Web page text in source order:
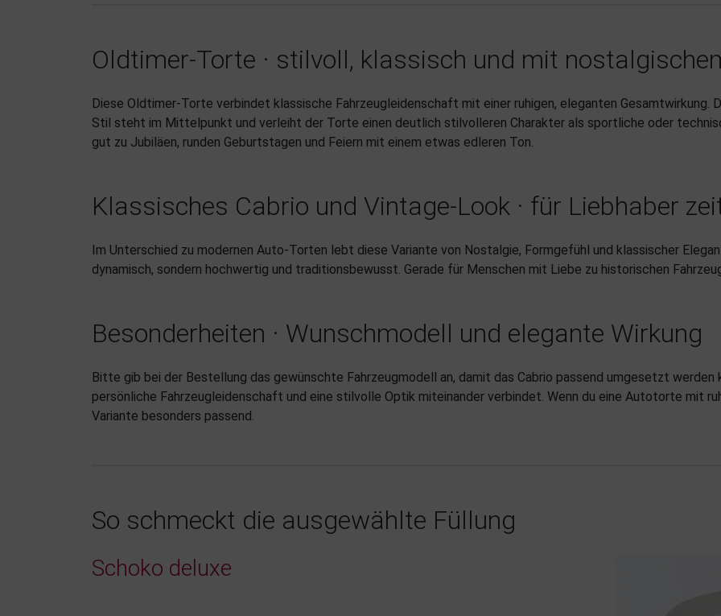
Oldtimer-Torte · stilvoll, klassisch und mit
Diese Oldtimer-Torte verbindet klassische Fahrzeugleidenschaft mit einer ruhigen, eleganten Gesamtwirkung.
Stil steht im Mittelpunkt und verleiht der Torte einen deutlich stilvolleren Charakter als sportliche oder
gut zu Jubiläen, runden Geburtstagen und Feiern mit einem etwas edleren Ton.
Klassisches Cabrio und Vintage-Look · für Liebhaber
Im Unterschied zu modernen Auto-Torten lebt diese Variante von Nostalgie, Formgefühl und klassischer
dynamisch, sondern hochwertig und traditionsbewusst. Gerade für Menschen mit Liebe zu historischen
Besonderheiten · Wunschmodell und elegante Wirkung
Bitte gib bei der Bestellung das gewünschte Fahrzeugmodell an, damit das Cabrio passend umgesetzt
persönliche Fahrzeugleidenschaft und eine stilvolle Optik miteinander verbindet. Wenn du eine Autotorte mit
Variante besonders passend.
So schmeckt die ausgewählte Füllung
Schoko deluxe